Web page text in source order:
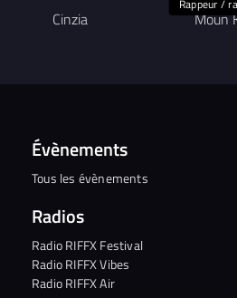
Cinzia
Rappeur /
Moun
Évènements
Tous les évènements
Radios
Radio RIFFX Festival
Radio RIFFX Vibes
Radio RIFFX Air